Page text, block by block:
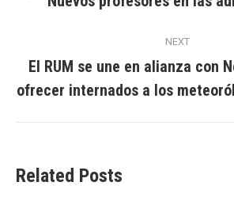
NEXT
post:
El RUM se une en alianza con
ofrecer internados a los
Related Posts